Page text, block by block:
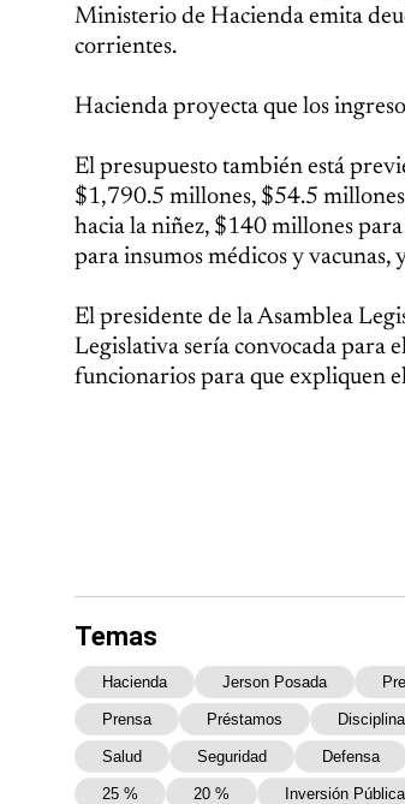
Ministerio de Hacienda emita
corrientes.
Hacienda proyecta que los
El presupuesto también está
$1,790.5 millones, $54.5
hacia la niñez, $140 millones
para insumos médicos y
El presidente de la Asamblea
Legislativa sería convocada para
funcionarios para que expliquen
Temas
Hacienda Jerson Posada
Prensa Préstamos
Salud Seguridad Defensa
25 % 20 % Inversión Pública